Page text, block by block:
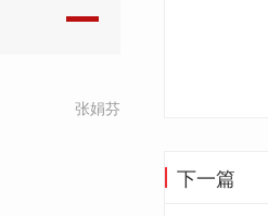
张娟芬
下一篇